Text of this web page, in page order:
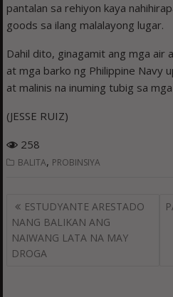
pantalan sa rehiyon kaya
goods sa ilang malalayong lugar.
Dahil dito, ginagamit ang mga air
at mga barko ng Philippine Navy
at malinis na inuming tubig sa
(JESSE RUIZ)
258
BALITA, PROBINSIYA
Post
navigation
ESTUDYANTE ARESTADO
NANG BALIKAN ANG
NAIWANG LATA NA MAY
DROGA